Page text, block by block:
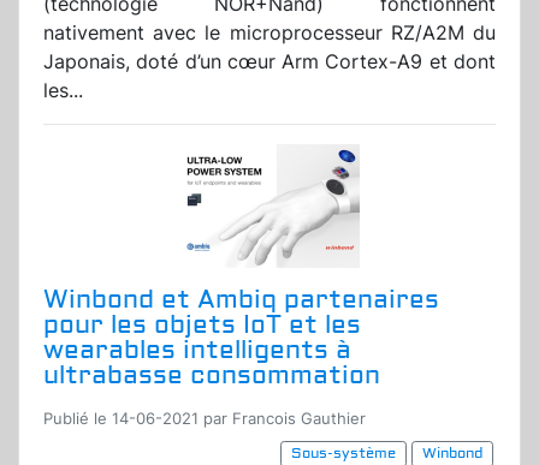
nativement avec le microprocesseur RZ/A2M du
Japonais, doté d’un cœur Arm Cortex-A9 et dont
les...
Winbond et Ambiq partenaires
pour les objets IoT et les
wearables intelligents à
ultrabasse consommation
Publié le 14-06-2021 par Francois Gauthier
Sous-système
Winbond